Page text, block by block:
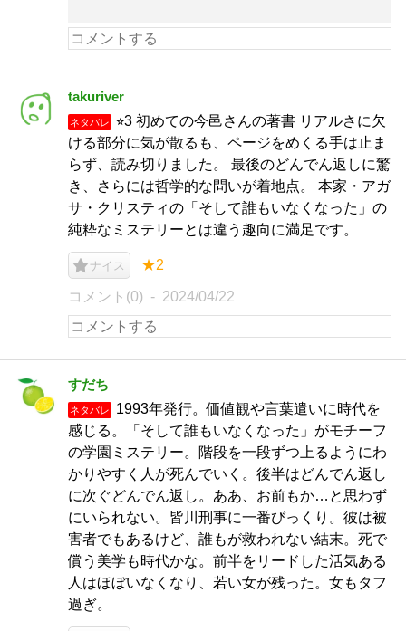
takuriver
ネタバレ
⭐︎3 初めての今邑さんの著書 リアルさに欠
ける部分に気が散るも、ページをめくる手は止ま
らず、読み切りました。 最後のどんでん返しに驚
き、さらには哲学的な問いが着地点。 本家・アガ
サ・クリスティの「そして誰もいなくなった」の
純粋なミステリーとは違う趣向に満足です。
ナイス ★2
コメント(0) 2024/04/22
すだち
ネタバレ
1993年発行。価値観や言葉遣いに時代を
感じる。「そして誰もいなくなった」がモチーフ
の学園ミステリー。階段を一段ずつ上るようにわ
かりやすく人が死んでいく。後半はどんでん返し
に次ぐどんでん返し。ああ、お前もか…と思わず
にいられない。皆川刑事に一番びっくり。彼は被
害者でもあるけど、誰もが救われない結末。死で
償う美学も時代かな。前半をリードした活気ある
人はほぼいなくなり、若い女が残った。女もタフ
過ぎ。